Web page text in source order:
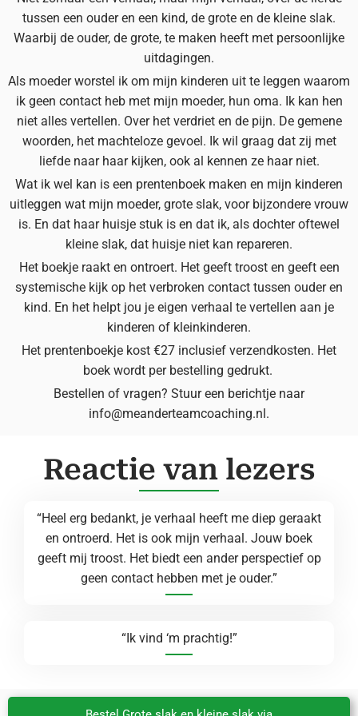
tussen een ouder en een kind, de grote en de kleine slak.
Waarbij de ouder, de grote, te maken heeft met persoonlijke
uitdagingen.
Als moeder worstel ik om mijn kinderen uit te leggen waarom
ik geen contact heb met mijn moeder, hun oma. Ik kan hen
niet alles vertellen. Over het verdriet en de pijn. De gemene
woorden, het machteloze gevoel. Ik wil graag dat zij met
liefde naar haar kijken, ook al kennen ze haar niet.
Wat ik wel kan is een prentenboek maken en mijn kinderen
uitleggen wat mijn moeder, grote slak, voor bijzondere vrouw
is. En dat haar huisje stuk is en dat ik, als dochter oftewel
kleine slak, dat huisje niet kan repareren.
Het boekje raakt en ontroert. Het geeft troost en geeft een
systemische kijk op het verbroken contact tussen ouder en
kind. En het helpt jou je eigen verhaal te vertellen aan je
kinderen of kleinkinderen.
Het prentenboekje kost €27 inclusief verzendkosten. Het
boek wordt per bestelling gedrukt.
Bestellen of vragen? Stuur een berichtje naar
info@meanderteamcoaching.nl.
Reactie van lezers
“Heel erg bedankt, je verhaal heeft me diep geraakt
en ontroerd. Het is ook mijn verhaal. Jouw boek
geeft mij troost. Het biedt een ander perspectief op
geen contact hebben met je ouder.”
“Ik vind ‘m prachtig!”